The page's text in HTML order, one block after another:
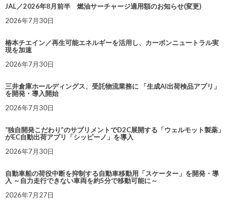
JAL／2026年8月前半 燃油サーチャージ適用額のお知らせ(変更)
2026年7月30日
椿本チエイン／再生可能エネルギーを活用し、カーボンニュートラル実
現を加速
2026年7月30日
三井倉庫ホールディングス、受託物流業務に 「生成AI出荷検品アプリ」
を開発・導入開始
2026年7月30日
“独自開発こだわり”のサプリメントでD2C展開する「ウェルモット製薬」
がEC自動出荷アプリ「シッピーノ」を導入
2026年7月30日
自動車船の荷役中断を抑制する自動車移動用「スケーター」を開発・導
入 ～自力走行できない車両を約5分で移動可能に～
2026年7月27日